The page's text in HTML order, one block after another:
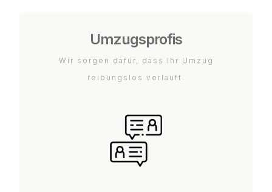
Umzugsprofis
Wir sorgen dafür, dass Ihr Umzug
reibungslos verläuft.